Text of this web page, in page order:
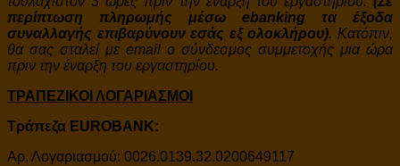
περίπτωση πληρωμής μέσω ebanking τα έξοδα
συναλλαγής επιβαρύνουν εσάς εξ ολοκλήρου). Κατόπιν,
θα σας σταλεί με email ο σύνδεσμος συμμετοχής μια ώρα
πριν την έναρξη του εργαστηρίου.
ΤΡΑΠΕΖΙΚΟΙ ΛΟΓΑΡΙΑΣΜΟΙ
Τράπεζα EUROBANK:
Αρ. Λογαριασμού: 0026.0139.32.0200649117